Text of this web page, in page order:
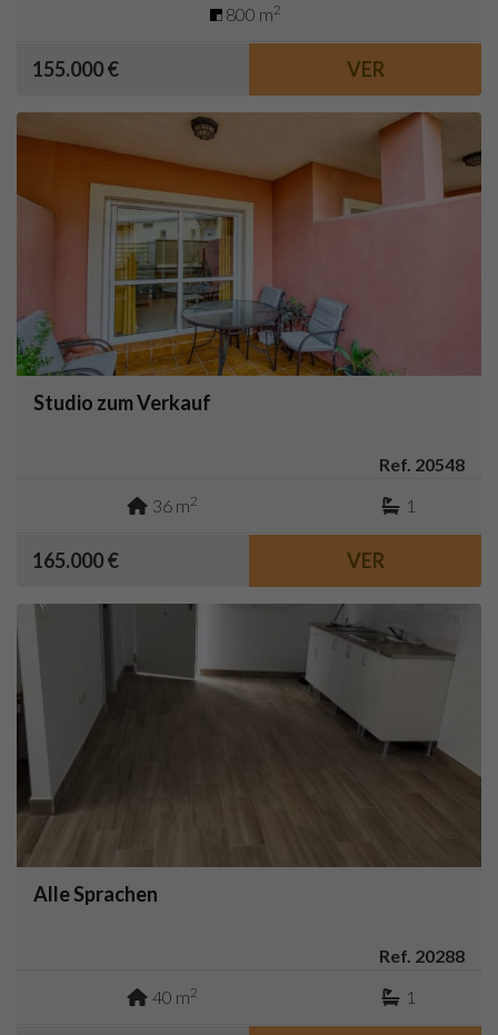
800 m2
155.000 € VER
Studio zum Verkauf
Ref. 20548
36 m2 1
165.000 € VER
Alle Sprachen
Ref. 20288
40 m2 1